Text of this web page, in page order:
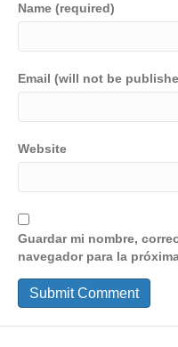
Name (required)
Email (will not be
Website
Guardar mi nombre,
navegador para la